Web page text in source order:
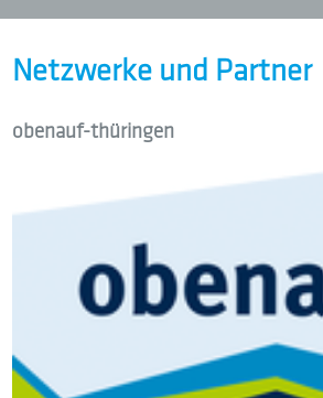
Netzwerke und Partner
obenauf-thüringen